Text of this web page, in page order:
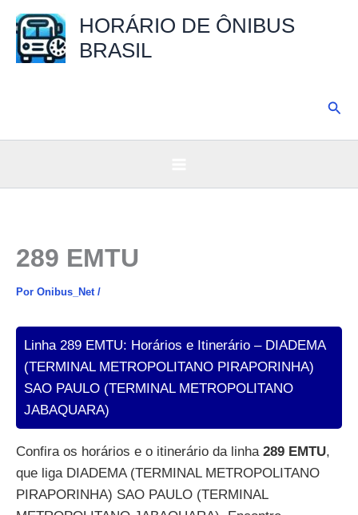
para
HORÁRIO DE ÔNIBUS
BRASIL
289 EMTU
Por Onibus_Net /
Linha 289 EMTU: Horários e Itinerário – DIADEMA
(TERMINAL METROPOLITANO PIRAPORINHA)
SAO PAULO (TERMINAL METROPOLITANO
JABAQUARA)
Confira os horários e o itinerário da linha 289 EMTU,
que liga DIADEMA (TERMINAL METROPOLITANO
PIRAPORINHA) SAO PAULO (TERMINAL